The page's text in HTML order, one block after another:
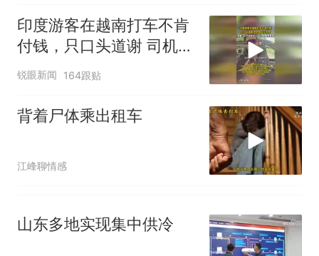
印度游客在越南打车不肯
付钱，只口头道谢 司机惊
讶又无奈
锐眼新闻 164跟贴
背着尸体乘出租车
江峰聊情感
山东多地实现集中供冷